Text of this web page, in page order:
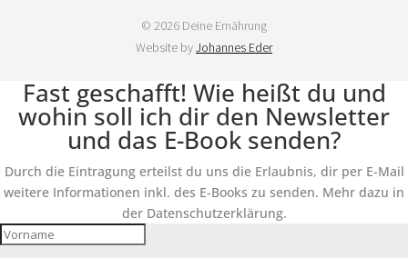
© 2026 Deine Ernährung
Website byJohannes Eder
Fast geschafft! Wie heißt du und
wohin soll ich dir den Newsletter
und das E-Book senden?
Durch die Eintragung erteilst du uns die Erlaubnis, dir per E-Mail
weitere Informationen inkl. des E-Books zu senden. Mehr dazu in
der Datenschutzerklärung.